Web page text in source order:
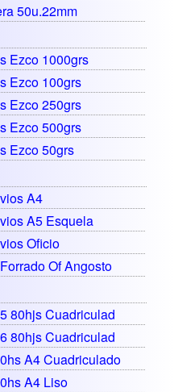
50u.22mm
Ezco 1000grs
Ezco 100grs
Ezco 250grs
Ezco 500grs
Ezco 50grs
A4
A5 Esquela
Oficio
Of Angosto
80hjs Cuadriculad
80hjs Cuadriculad
A4 Cuadriculado
A4 Liso